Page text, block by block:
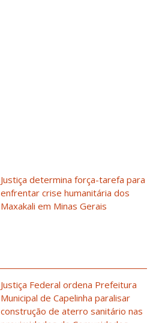
Justiça determina força-tarefa para
enfrentar crise humanitária dos
Maxakali em Minas Gerais
Justiça Federal ordena Prefeitura
Municipal de Capelinha paralisar
construção de aterro sanitário nas